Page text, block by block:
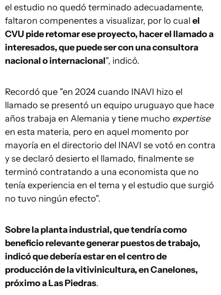
el estudio no quedó terminado adecuadamente,
faltaron compenentes a visualizar, por lo cual el
CVU pide retomar ese proyecto, hacer el llamado a
interesados, que puede ser con una consultora
nacional o internacional", indicó.
Recordó que "en 2024 cuando INAVI hizo el
llamado se presentó un equipo uruguayo que hace
años trabaja en Alemania y tiene mucho expertise
en esta materia, pero en aquel momento por
mayoría en el directorio del INAVI se votó en contra
y se declaró desierto el llamado, finalmente se
terminó contratando a una economista que no
tenía experiencia en el tema y el estudio que surgió
no tuvo ningún efecto".
Sobre la planta industrial, que tendría como
beneficio relevante generar puestos de trabajo,
indicó que debería estar en el centro de
producción de la vitivinicultura, en Canelones,
próximo a Las Piedras.